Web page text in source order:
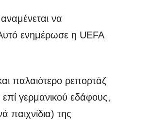
αναμένεται να
Αυτό ενημέρωσε η UEFA
παλαιότερο ρεπορτάζ
επί γερμανικού εδάφους,
παιχνίδια) της